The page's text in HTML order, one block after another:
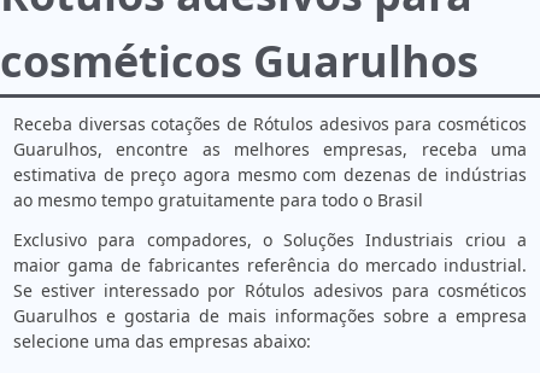
cosméticos Guarulhos
Receba diversas cotações de Rótulos adesivos para cosméticos
Guarulhos, encontre as melhores empresas, receba uma
estimativa de preço agora mesmo com dezenas de indústrias
ao mesmo tempo gratuitamente para todo o Brasil
Exclusivo para compadores, o Soluções Industriais criou a
maior gama de fabricantes referência do mercado industrial.
Se estiver interessado por Rótulos adesivos para cosméticos
Guarulhos e gostaria de mais informações sobre a empresa
selecione uma das empresas abaixo: